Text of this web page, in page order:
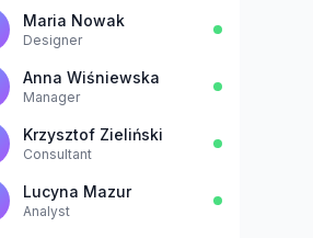
Maria Nowak
Designer
Anna Wiśniewska
Manager
Krzysztof Zieliński
Consultant
Lucyna Mazur
Analyst